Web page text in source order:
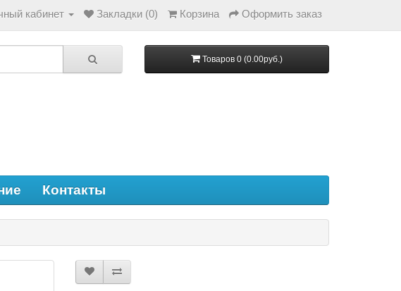
кабинет Закладки (0) Корзина Оформить заказ
Товаров 0 (0.00руб.)
Контакты